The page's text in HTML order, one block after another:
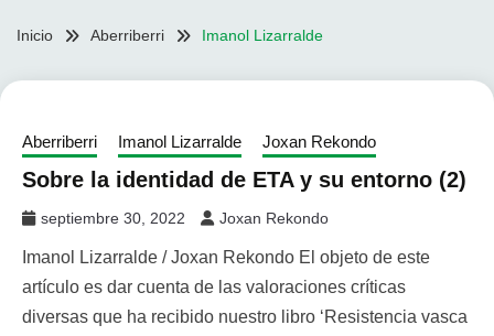
Inicio Aberriberri Imanol Lizarralde
Aberriberri Imanol Lizarralde Joxan Rekondo
Sobre la identidad de ETA y su entorno (2)
septiembre 30, 2022 Joxan Rekondo
Imanol Lizarralde / Joxan Rekondo El objeto de este
artículo es dar cuenta de las valoraciones críticas
diversas que ha recibido nuestro libro ‘Resistencia vasca